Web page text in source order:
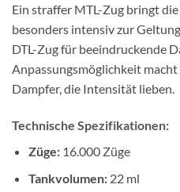
Ein straffer MTL-Zug bringt
besonders intensiv zur
DTL-Zug für beeindruckende
Anpassungsmöglichkeit
Dampfer, die Intensität lieben.
Technische Spezifikationen:
Züge:16.000 Züge
Tankvolumen:22 ml